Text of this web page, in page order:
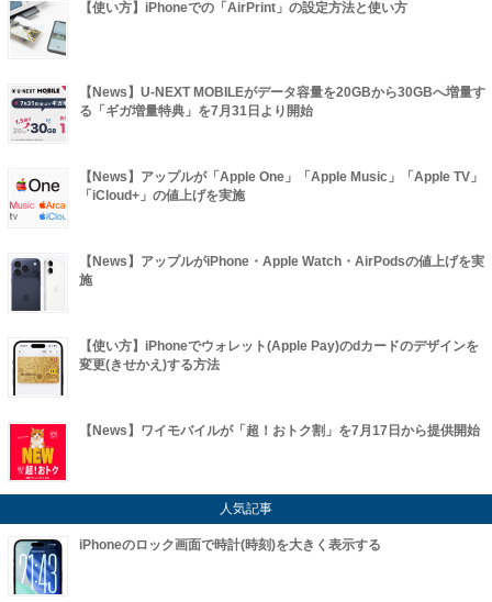
【使い方】iPhoneでの「AirPrint」の設定方法と使い方
【News】U-NEXT MOBILEがデータ容量を20GBから30GBへ増量す
る「ギガ増量特典」を7月31日より開始
【News】アップルが「Apple One」「Apple Music」「Apple TV」
「iCloud+」の値上げを実施
【News】アップルがiPhone・Apple Watch・AirPodsの値上げを実
施
【使い方】iPhoneでウォレット(Apple Pay)のdカードのデザインを
変更(きせかえ)する方法
【News】ワイモバイルが「超！おトク割」を7月17日から提供開始
人気記事
iPhoneのロック画面で時計(時刻)を大きく表示する